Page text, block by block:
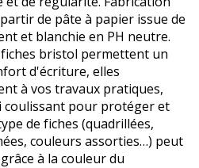
de pâte à papier issue de
et blanchie en PH neutre.
bristol permettent un
d'écriture, elles
à vos travaux pratiques,
coulissant pour protéger et
de fiches (quadrillées,
couleurs assorties…) peut
à la couleur du